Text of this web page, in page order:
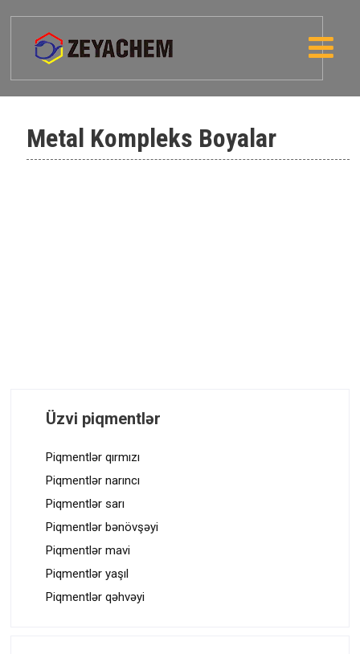
Metal Kompleks Boyalar
Üzvi piqmentlər
Piqmentlər qırmızı
Piqmentlər narıncı
Piqmentlər sarı
Piqmentlər bənövşəyi
Piqmentlər mavi
Piqmentlər yaşıl
Piqmentlər qəhvəyi